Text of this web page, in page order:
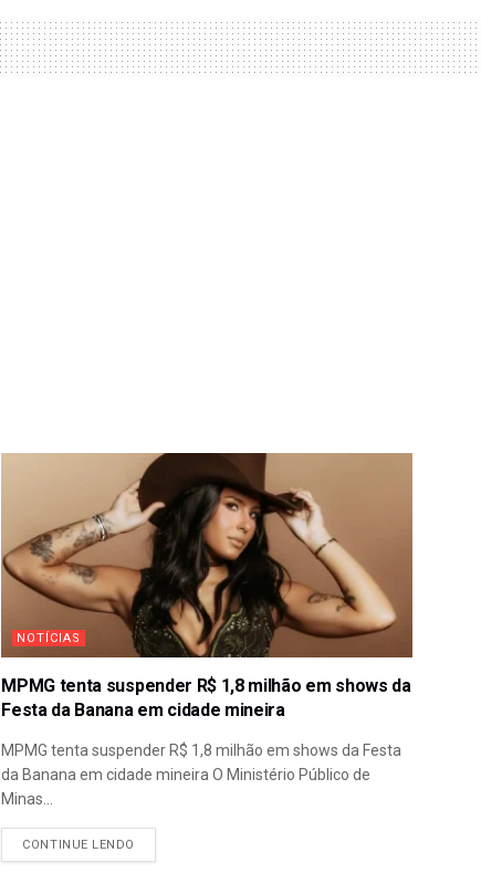
NOTÍCIAS
MPMG tenta suspender R$ 1,8 milhão em shows da
Festa da Banana em cidade mineira
MPMG tenta suspender R$ 1,8 milhão em shows da Festa
da Banana em cidade mineira O Ministério Público de
Minas...
CONTINUE LENDO